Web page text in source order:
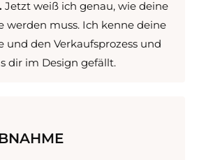
Jetzt weiß ich genau, wie deine
werden muss. Ich kenne deine
und den Verkaufs­prozess und
dir im Design gefällt.